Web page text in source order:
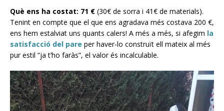
Què ens ha costat: 71 € (30€ de sorra i 41€ de materials).
Tenint en compte que el que ens agradava més costava 200 €,
ens hem estalviat uns quants calers! A més a més, si afegim la
satisfacció del pare per haver-lo construït ell mateix al més
pur estil “ja t’ho faràs”, el valor és incalculable.